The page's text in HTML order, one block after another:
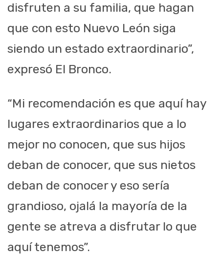
disfruten a su familia, que hagan
que con esto Nuevo León siga
siendo un estado extraordinario”,
expresó El Bronco.
“Mi recomendación es que aquí hay
lugares extraordinarios que a lo
mejor no conocen, que sus hijos
deban de conocer, que sus nietos
deban de conocer y eso sería
grandioso, ojalá la mayoría de la
gente se atreva a disfrutar lo que
aquí tenemos”.